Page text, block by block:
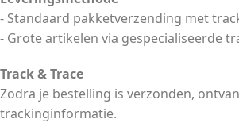
- Standaard pakketverzending met
- Grote artikelen via gespecialiseerde
Track & Trace
Zodra je bestelling is verzonden,
trackinginformatie.